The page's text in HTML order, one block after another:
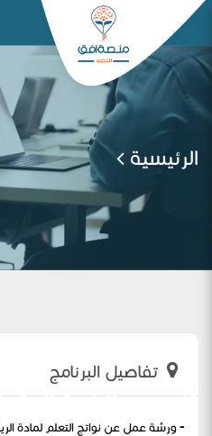
الرئيسية
ورشة عمل بعنوان
تفاصيل البرنامج
- ورشة عمل عن نواتج التعلم لمادة